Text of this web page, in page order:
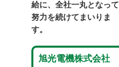
給に、全社一丸となって
努力を続けてまいりま
す。
旭光電機株式会社